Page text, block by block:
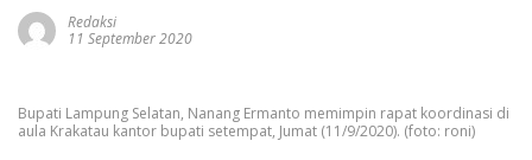
Redaksi
11 September 2020
Bupati Lampung Selatan, Nanang Ermanto memimpin rapat koordinasi di
aula Krakatau kantor bupati setempat, Jumat (11/9/2020). (foto: roni)